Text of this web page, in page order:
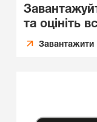
та оцініть
Завантажити